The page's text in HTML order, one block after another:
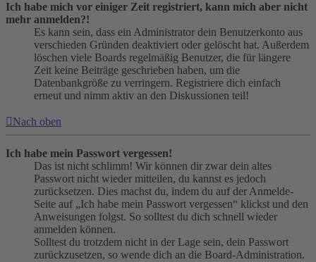
Ich habe mich vor einiger Zeit registriert, kann mich aber nicht
mehr anmelden?!
Es kann sein, dass ein Administrator dein Benutzerkonto aus
verschieden Gründen deaktiviert oder gelöscht hat. Außerdem
löschen viele Boards regelmäßig Benutzer, die für längere
Zeit keine Beiträge geschrieben haben, um die
Datenbankgröße zu verringern. Registriere dich einfach
erneut und nimm aktiv an den Diskussionen teil!
Nach oben
Ich habe mein Passwort vergessen!
Das ist nicht schlimm! Wir können dir zwar dein altes
Passwort nicht wieder mitteilen, du kannst es jedoch
zurücksetzen. Dies machst du, indem du auf der Anmelde-
Seite auf „Ich habe mein Passwort vergessen“ klickst und den
Anweisungen folgst. So solltest du dich schnell wieder
anmelden können.
Solltest du trotzdem nicht in der Lage sein, dein Passwort
zurückzusetzen, so wende dich an die Board-Administration.